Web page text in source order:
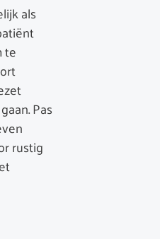
als
te
Pas
rustig